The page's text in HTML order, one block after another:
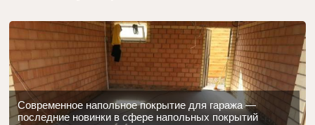
Современное напольное покрытие для гаража —
последние новинки в сфере напольных покрытий